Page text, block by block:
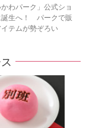
わパーク」公式ショ
誕生へ！ パークで販
テムが勢ぞろい